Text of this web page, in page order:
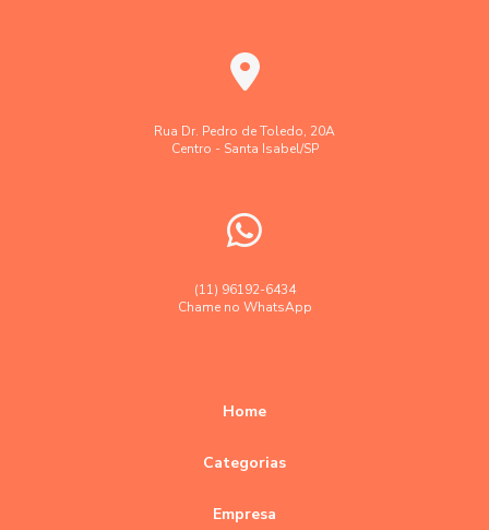
Laudo técnico levantamento aerofotogramétrico
Levantamento aerofotogramétrico
Levantamento topográfico georreferenciado
Levantamento topográfico preço
Orçamento empresa topografia e agrimensura
Precisão empresa topografia e georreferenciamento
Rua Dr. Pedro de Toledo, 20A
Centro - Santa Isabel/SP
(11) 96192-6434
Chame no WhatsApp
Home
Categorias
Empresa